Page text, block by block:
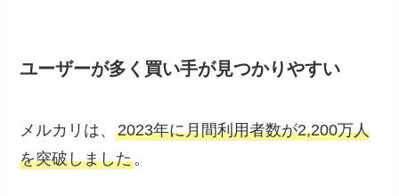
ユーザーが多く買い手が見つかりやすい
メルカリは、2023年に月間利用者数が2,200万人
を突破しました。